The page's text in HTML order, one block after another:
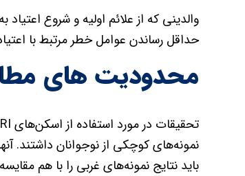
والدینی که از علائم اولیه و شروع
حداقل رساندن عوامل خطر مرتبط با
محدودیت های
نمونه‌های کوچکی از نوجوانان داشتند.
باید نتایج نمونه‌های غربی را با هم